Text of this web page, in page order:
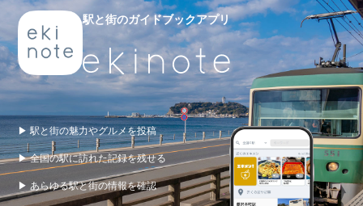
駅と街のガイドブックアプリ
▶ 駅と街の魅力やグルメを投稿
▶ 全国の駅に訪れた記録を残せる
▶ あらゆる駅と街の情報を確認